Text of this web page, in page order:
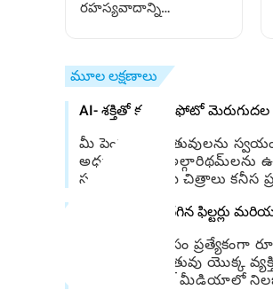
రహస్యవాదాన్ని
స్నేహపూర్వక, ఆచరణాత్మక
మార్గదర్శి
మూల లక్షణాలు
AI- శక్తితో కూడిన ఫోటో మెరుగుదల
మీ పెంపుడు జంతువులను
అధునాతన AI అల్గారిథమ్‌లను
సంగ్రహించినా, మీ చిత్రాలు కనీస
అనుకూలీకరించదగిన ఫిల్టర్లు
పిఇటి ఫోటోల కోసం ప్రత్యేకంగా
మీ పెంపుడు జంతువు యొక్క
ఫోటోలను సోషల్ మీడియాలో